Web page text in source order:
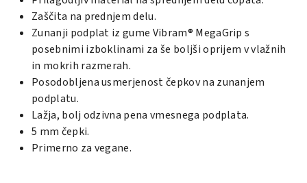
Zaščita na prednjem delu.
Zunanji podplat iz gume Vibram® MegaGrip s
posebnimi izboklinami za še boljši oprijem v vlažnih
in mokrih razmerah.
Posodobljena usmerjenost čepkov na zunanjem
podplatu.
Lažja, bolj odzivna pena vmesnega podplata.
5 mm čepki.
Primerno za vegane.